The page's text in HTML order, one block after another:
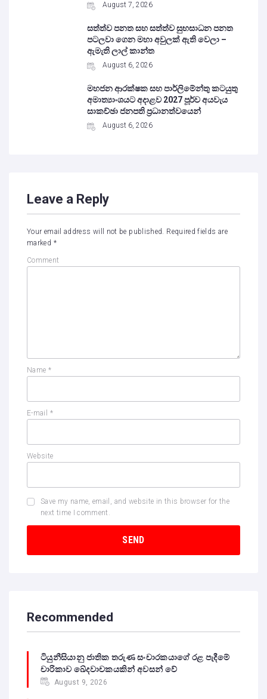
August 7, 2026
සත්ත්ව පනත සහ සත්ත්ව සුභසාධන පනත
පටලවා ගෙන මහා අවුලක් ඇති වෙලා –
ඇමැති ලාල් කාන්ත
August 6, 2026
මහජන ආරක්ෂක සහ පාර්ලිමේන්තු කටයුතු
අමාත්‍යාංශයට අදාළව 2027 පූර්ව අයවැය
සාකච්ඡා ජනපති ප්‍රධානත්වයෙන්
August 6, 2026
Leave a Reply
Your email address will not be published. Required fields are
marked *
Comment
Name *
E-mail *
Website
Save my name, email, and website in this browser for the
next time I comment.
Recommended
ටියුනීසියානු ජාතික තරුණ සංචාරකයාගේ රළ පැදීමේ
චාරිකාව ඛේදවාචකයකින් අවසන් වේ‍
August 9, 2026